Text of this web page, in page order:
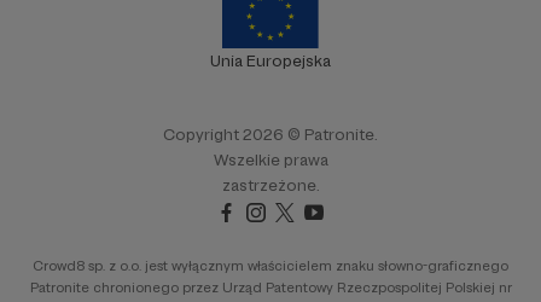
Unia Europejska
Copyright 2026 © Patronite.
Wszelkie prawa
zastrzeżone.
Crowd8 sp. z o.o. jest wyłącznym właścicielem znaku słowno-graficznego
Patronite chronionego przez Urząd Patentowy Rzeczpospolitej Polskiej nr